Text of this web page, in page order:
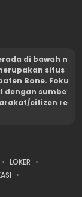
di bawah n
situs
Bone. Foku
dengan sumbe
citizen re
LOKER